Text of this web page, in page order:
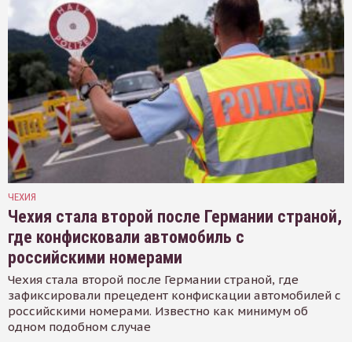
ЧЕХИЯ
Чехия стала второй после Германии страной,
где конфисковали автомобиль с
российскими номерами
Чехия стала второй после Германии страной, где
зафиксировали прецедент конфискации автомобилей с
российскими номерами. Известно как минимум об
одном подобном случае